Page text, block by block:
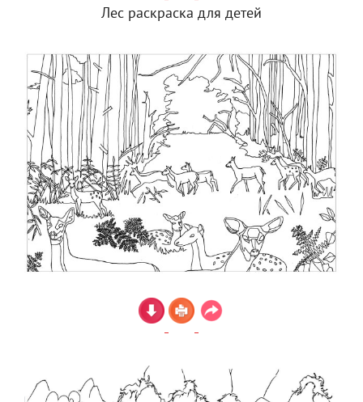
Лес раскраска для детей